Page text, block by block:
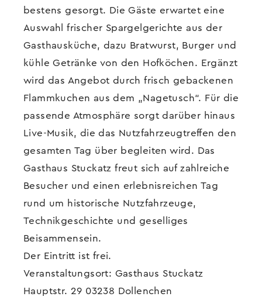
bestens gesorgt. Die Gäste erwartet eine
Auswahl frischer Spargelgerichte aus der
Gasthausküche, dazu Bratwurst, Burger und
kühle Getränke von den Hofköchen. Ergänzt
wird das Angebot durch frisch gebackenen
Flammkuchen aus dem „Nagetusch“. Für die
passende Atmosphäre sorgt darüber hinaus
Live-Musik, die das Nutzfahrzeugtreffen den
gesamten Tag über begleiten wird. Das
Gasthaus Stuckatz freut sich auf zahlreiche
Besucher und einen erlebnisreichen Tag
rund um historische Nutzfahrzeuge,
Technikgeschichte und geselliges
Beisammensein.
Der Eintritt ist frei.
Veranstaltungsort: Gasthaus Stuckatz
Hauptstr. 29 03238 Dollenchen